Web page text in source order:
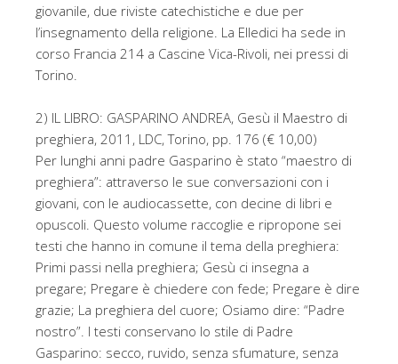
giovanile, due riviste catechistiche e due per
l’insegnamento della religione. La Elledici ha sede in
corso Francia 214 a Cascine Vica-Rivoli, nei pressi di
Torino.
2) IL LIBRO: GASPARINO ANDREA, Gesù il Maestro di
preghiera, 2011, LDC, Torino, pp. 176 (€ 10,00)
Per lunghi anni padre Gasparino è stato “maestro di
preghiera”: attraverso le sue conversazioni con i
giovani, con le audiocassette, con decine di libri e
opuscoli. Questo volume raccoglie e ripropone sei
testi che hanno in comune il tema della preghiera:
Primi passi nella preghiera; Gesù ci insegna a
pregare; Pregare è chiedere con fede; Pregare è dire
grazie; La preghiera del cuore; Osiamo dire: “Padre
nostro”. I testi conservano lo stile di Padre
Gasparino: secco, ruvido, senza sfumature, senza